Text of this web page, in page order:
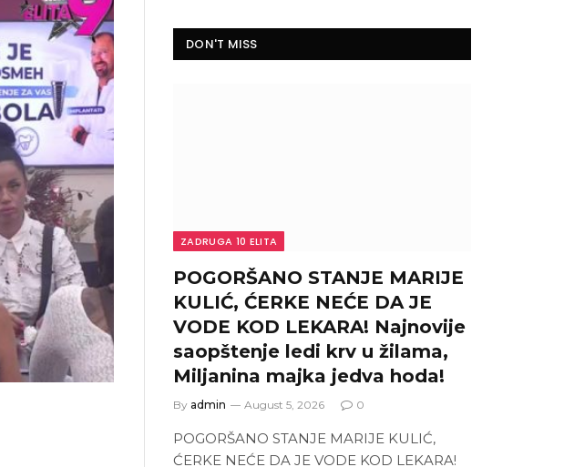
DON'T MISS
ZADRUGA 10 ELITA
POGORŠANO STANJE MARIJE
KULIĆ, ĆERKE NEĆE DA JE
VODE KOD LEKARA! Najnovije
saopštenje ledi krv u žilama,
Miljanina majka jedva hoda!
By admin August 5, 2026 0
POGORŠANO STANJE MARIJE KULIĆ,
ĆERKE NEĆE DA JE VODE KOD LEKARA!